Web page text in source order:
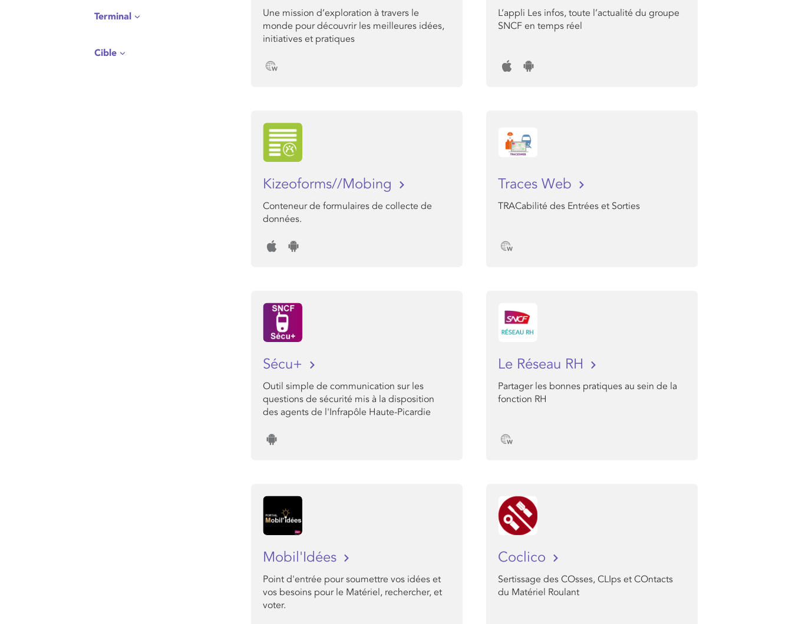
Terminal
Cible
Une mission d’exploration à travers le
monde pour découvrir les meilleures idées,
initiatives et pratiques
L’appli Les infos, toute l’actualité du groupe
SNCF en temps réel
Kizeoforms//Mobing
Conteneur de formulaires de collecte de
données.
Traces Web
TRACabilité des Entrées et Sorties
Sécu+
Outil simple de communication sur les
questions de sécurité mis à la disposition
des agents de l'Infrapôle Haute-Picardie
Le Réseau RH
Partager les bonnes pratiques au sein de la
fonction RH
Mobil'Idées
Point d'entrée pour soumettre vos idées et
vos besoins pour le Matériel, rechercher, et
voter.
Coclico
Sertissage des COsses, CLIps et COntacts
du Matériel Roulant